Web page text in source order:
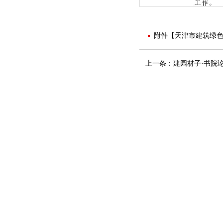
附件【 天津市建筑绿
上一条： 建园材子·书院